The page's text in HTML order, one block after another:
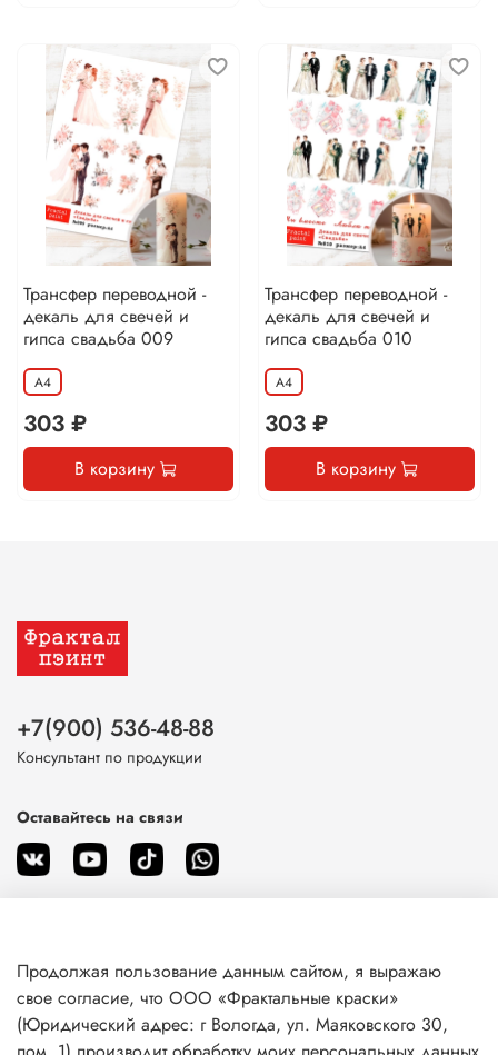
Трансфер переводной -
декаль для свечей и
гипса свадьба 009
А4
303 ₽
В корзину
Трансфер переводной -
декаль для свечей и
гипса свадьба 010
А4
303 ₽
В корзину
О магазине
+7(900) 536-48-88
Консультант по продукции
Оставайтесь на связи
Продолжая пользование данным сайтом, я выражаю
свое согласие, что ООО «Фрактальные краски»
(Юридический адрес: г Вологда, ул. Маяковского 30,